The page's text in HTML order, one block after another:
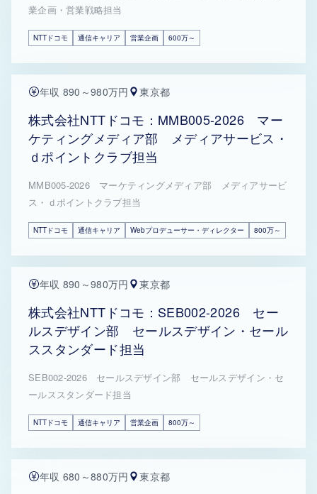
業企画・営業戦略担当
NTTドコモ 通信キャリア 営業企画 600万～
年収 890～980万円 東京都
株式会社NTTドコモ：MMB005-2026 マー
ケティングメディア部 メディアサービス・
ｄポイントクラブ担当
MMB005-2026 マーケティングメディア部 メディアサービ
ス・ｄポイントクラブ担当
NTTドコモ 通信キャリア Webプロデューサー・ディレクター 800万～
年収 890～980万円 東京都
株式会社NTTドコモ：SEB002-2026 セー
ルスデザイン部 セールスデザイン・セール
ススタンダード担当
SEB002-2026 セールスデザイン部 セールスデザイン・セ
ールススタンダード担当
NTTドコモ 通信キャリア 営業企画 800万～
年収 680～880万円 東京都